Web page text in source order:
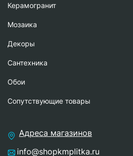
Керамогранит
Мозаика
Декоры
Сантехника
Обои
Сопутствующие товары
Адреса магазинов
info@shopkmplitka.ru